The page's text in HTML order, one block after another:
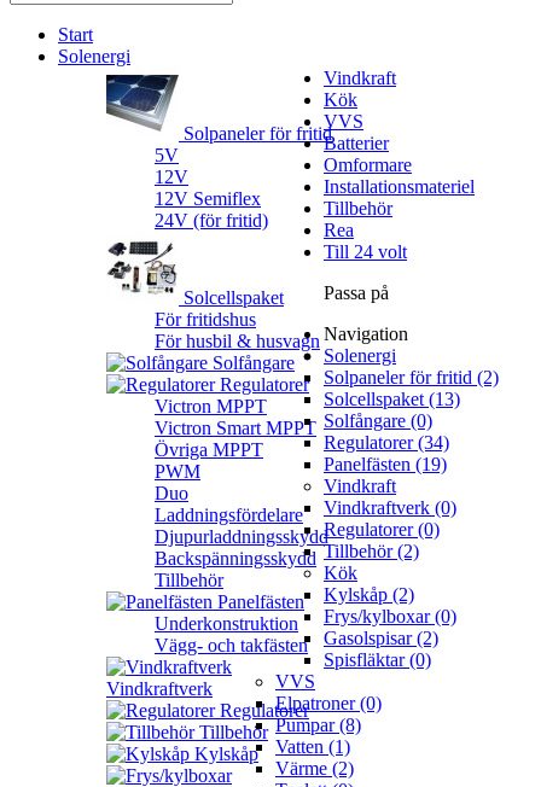
Start
Solenergi
Solpaneler för fritid
5V
12V
12V Semiflex
24V (för fritid)
Solcellspaket
För fritidshus
För husbil & husvagn
Solfångare
Regulatorer
Victron MPPT
Victron Smart MPPT
Övriga MPPT
PWM
Duo
Laddningsfördelare
Djupurladdningsskydd
Backspänningsskydd
Tillbehör
Panelfästen
Underkonstruktion
Vägg- och takfästen
Vindkraft
Vindkraftverk
Regulatorer
Tillbehör
Kök
Kylskåp
VVS
Batterier
Omformare
Installationsmateriel
Tillbehör
Rea
Till 24 volt
Passa på
Navigation
Solenergi
Solpaneler för fritid (2)
Solcellspaket (13)
Solfångare (0)
Regulatorer (34)
Panelfästen (19)
Vindkraft
Vindkraftverk (0)
Regulatorer (0)
Tillbehör (2)
Kök
Kylskåp (2)
Frys/kylboxar (0)
Gasolspisar (2)
Spisfläktar (0)
VVS
Elpatroner (0)
Pumpar (8)
Vatten (1)
Värme (2)